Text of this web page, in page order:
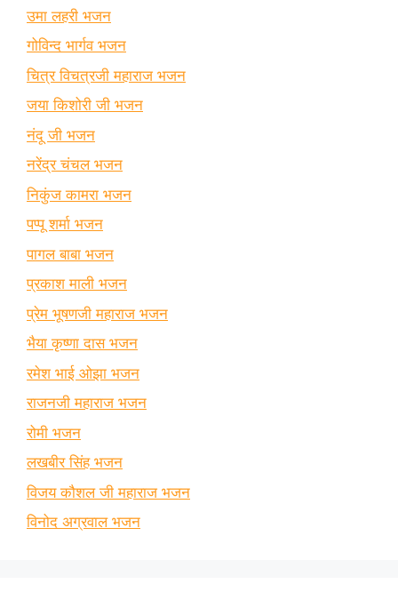
उमा लहरी भजन
गोविन्द भार्गव भजन
चित्र विचत्रजी महाराज भजन
जया किशोरी जी भजन
नंदू जी भजन
नरेंद्र चंचल भजन
निकुंज कामरा भजन
पप्पू शर्मा भजन
पागल बाबा भजन
प्रकाश माली भजन
प्रेम भूषणजी महाराज भजन
भैया कृष्णा दास भजन
रमेश भाई ओझा भजन
राजनजी महाराज भजन
रोमी भजन
लखबीर सिंह भजन
विजय कौशल जी महाराज भजन
विनोद अग्रवाल भजन